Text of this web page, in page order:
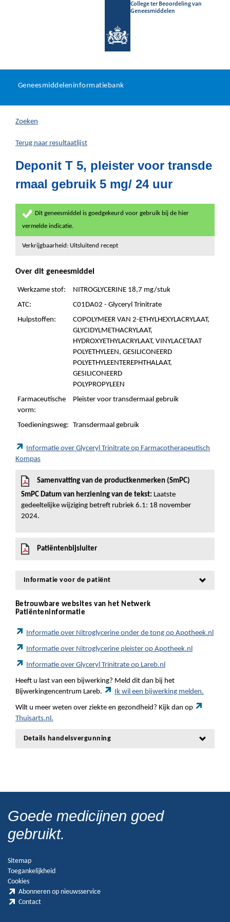
College ter Beoordeling van
Geneesmiddelen
U
hier:
Geneesmiddeleninformatiebank
Zoeken
Terug naar resultaatlijst
Deponit T 5, pleister voor transde
rmaal gebruik 5 mg/ 24 uur
Dit geneesmiddel is goedgekeurd voor gebruik bij de hier
vermelde indicatie.
Verkrijgbaarheid: Uitsluitend recept
Over dit geneesmiddel
Werkzame stof:
NITROGLYCERINE 18,7 mg/stuk
ATC:
C01DA02 - Glyceryl Trinitrate
Hulpstoffen:
COPOLYMEER VAN 2-ETHYLHEXYLACRYLAAT,
GLYCIDYLMETHACRYLAAT,
HYDROXYETHYLACRYLAAT, VINYLACETAAT
POLYETHYLEEN, GESILICONEERD
POLYETHYLEENTEREPHTHALAAT,
GESILICONEERD
POLYPROPYLEEN
Farmaceutische
vorm:
Pleister voor transdermaal gebruik
Toedieningsweg: Transdermaal gebruik
Informatie over Glyceryl Trinitrate op Farmacotherapeutisch
Kompas
Samenvatting van de productkenmerken (SmPC)
SmPC Datum van herziening van de tekst: Laatste
gedeeltelijke wijziging betreft rubriek 6.1: 18 november
2024.
Patiëntenbijsluiter
Informatie voor de patiënt
Betrouwbare websites van het Netwerk
Patiënteninformatie
Informatie over Nitroglycerine onder de tong op Apotheek.nl
Informatie over Nitroglycerine pleister op Apotheek.nl
Informatie over Glyceryl Trinitrate op Lareb.nl
Heeft u last van een bijwerking? Meld dit dan bij het
Bijwerkingencentrum Lareb.
Ik wil een bijwerking melden.
Wilt u meer weten over ziekte en gezondheid? Kijk dan op
Thuisarts.nl.
Details handelsvergunning
Goede medicijnen goed
gebruikt.
Sitemap
Toegankelijkheid
Cookies
Abonneren op nieuwsservice
Contact